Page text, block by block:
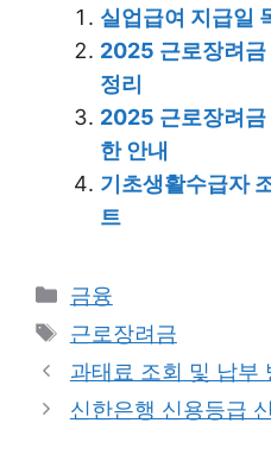
실업급여 지급일
2025 근로장려금
정리
2025 근로장려금
한 안내
기초생활수급자
트
Categories
금융
Tags
근로장려금
과태료 조회 및 납부
신한은행 신용등급